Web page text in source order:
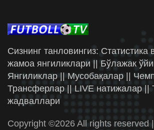
Сизнинг танловингиз: Статистика
жамоа янгиликлари || Бўлажак
Янгиликлар || Мусобақалар ||
Трансферлар || LIVE натижалар ||
жадваллари
Copyright ©2026 All rights reserved